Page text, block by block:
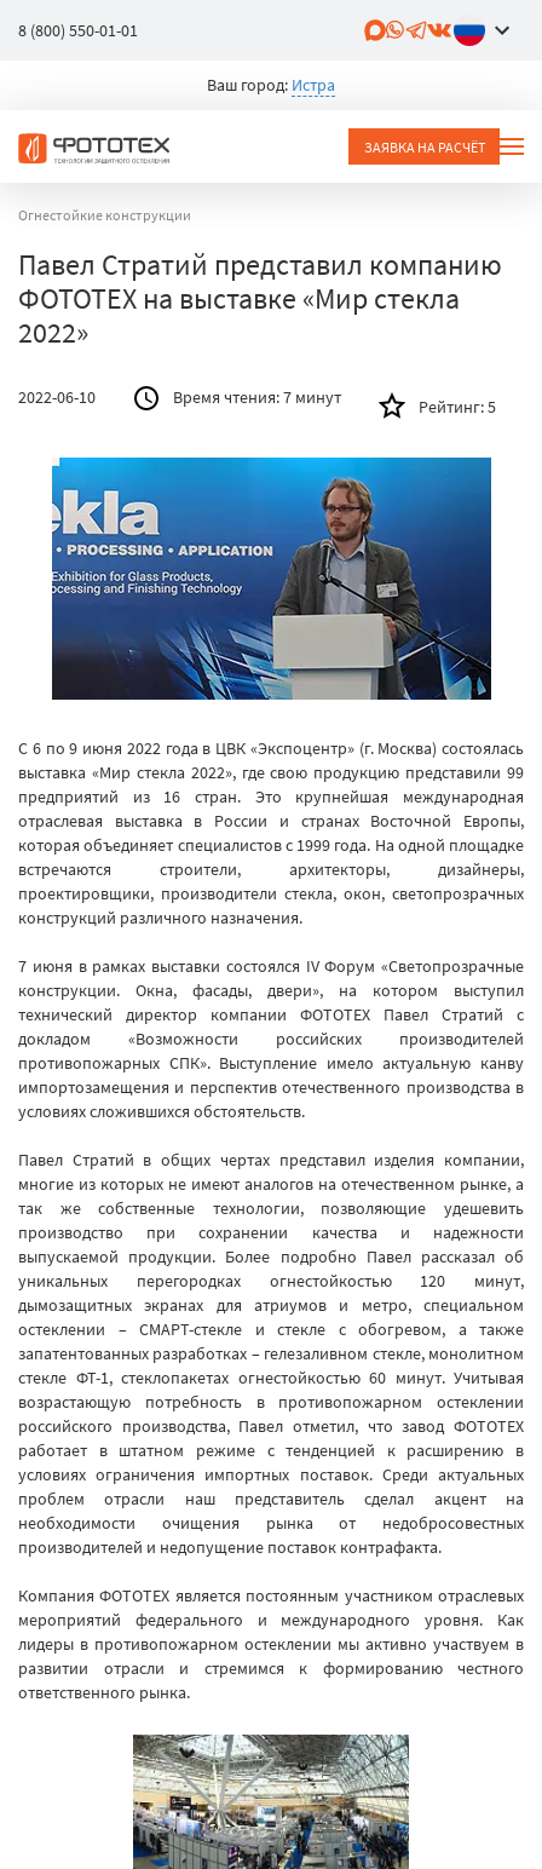
8 (800) 550-01-01
Ваш город: Истра
ЗАЯВКА НА РАСЧЁТ
Огнестойкие конструкции
Павел Стратий представил компанию
ФОТОТЕХ на выставке «Мир стекла
2022»
2022-06-10 Время чтения:7 минут Рейтинг:5
С 6 по 9 июня 2022 года в ЦВК «Экспоцентр» (г. Москва) состоялась
выставка «Мир стекла 2022», где свою продукцию представили 99
предприятий из 16 стран. Это крупнейшая международная
отраслевая выставка в России и странах Восточной Европы,
которая объединяет специалистов с 1999 года. На одной площадке
встречаются строители, архитекторы, дизайнеры,
проектировщики, производители стекла, окон, светопрозрачных
конструкций различного назначения.
7 июня в рамках выставки состоялся IV Форум «Светопрозрачные
конструкции. Окна, фасады, двери», на котором выступил
технический директор компании ФОТОТЕХ Павел Стратий с
докладом «Возможности российских производителей
противопожарных СПК». Выступление имело актуальную канву
импортозамещения и перспектив отечественного производства в
условиях сложившихся обстоятельств.
Павел Стратий в общих чертах представил изделия компании,
многие из которых не имеют аналогов на отечественном рынке, а
так же собственные технологии, позволяющие удешевить
производство при сохранении качества и надежности
выпускаемой продукции. Более подробно Павел рассказал об
уникальных перегородках огнестойкостью 120 минут,
дымозащитных экранах для атриумов и метро, специальном
остеклении – СМАРТ-стекле и стекле с обогревом, а также
запатентованных разработках – гелезаливном стекле, монолитном
стекле ФТ-1, стеклопакетах огнестойкостью 60 минут. Учитывая
возрастающую потребность в противопожарном остеклении
российского производства, Павел отметил, что завод ФОТОТЕХ
работает в штатном режиме с тенденцией к расширению в
условиях ограничения импортных поставок. Среди актуальных
проблем отрасли наш представитель сделал акцент на
необходимости очищения рынка от недобросовестных
производителей и недопущение поставок контрафакта.
Компания ФОТОТЕХ является постоянным участником отраслевых
мероприятий федерального и международного уровня. Как
лидеры в противопожарном остеклении мы активно участвуем в
развитии отрасли и стремимся к формированию честного
ответственного рынка.